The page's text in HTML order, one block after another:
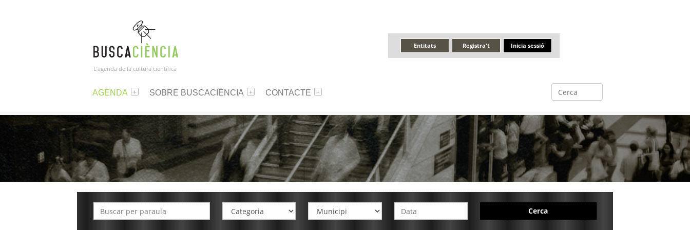
L’agenda de la cultura científica
Inicia sessió
Registra't
Entitats
AGENDA SOBRE BUSCACIÈNCIA CONTACTE
Cerca